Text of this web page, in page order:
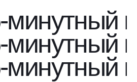
минутный
минутный
минутный